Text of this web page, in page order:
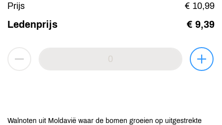
Prijs
€ 10,99
Ledenprijs € 9,39
Walnoten uit Moldavië waar de bomen groeien op uitgestrekte